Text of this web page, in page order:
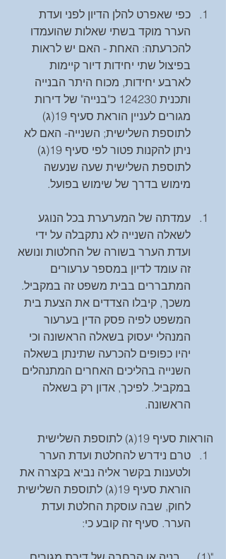
כפי שאפרט להלן הדיון לפני ועדת
הערר מוקד בשתי שאלות שהועמדו
להכרעתה: האחת - האם יש לראות
בפיצול שתי יחידות דיור קיימות
לארבע יחידות, מכוח היתר הבנייה
ותכנית 124230 כ"בנייה" של דירות
מגורים לעניין הוראת סעיף 19(ג)
לתוספת השלישית; השנייה- האם לא
ניתן להקנות פטור לפי סעיף 19(ג)
לתוספת השלישית שעה שנעשה
מימוש בדרך של שימוש בפועל.
עמדתה של המערערת בכל הנוגע
לשאלה השנייה לא נתקבלה על ידי
ועדת הערר בשורה של החלטות ונושא
זה עומד לדיון במספר ערעורים
המתבררים בבית משפט זה במקביל.
משכך, קיבלו הצדדים את הצעת בית
המשפט לפיה פסק הדין בערעור
המנהלי יעסוק בשאלה הראשונה וכי
יהיו כפופים להכרעה שתינתן בשאלה
השנייה בהליכים האחרים המתנהלים
במקביל. לפיכך, אדון רק בשאלה
הראשונה.
הוראות סעיף 19(ג) לתוספת השלישית
טרם נידרש להחלטת ועדת הערר
ולטענות בקשר אליה נביא בקצרה את
הוראת סעיף 19(ג) לתוספת השלישית
לחוק, שבה עוסקת החלטת ועדת
הערר. סעיף זה קובע כי: